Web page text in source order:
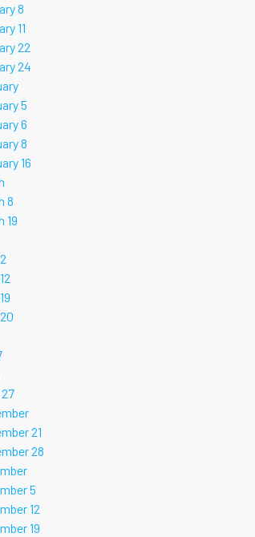
8
11
22
24
5
6
8
16
8
19
21
28
5
12
19